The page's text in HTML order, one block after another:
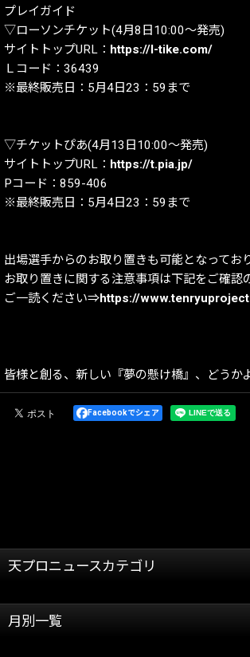
プレイガイド
▽ローソンチケット(4月8日10:00～発売)
サイトトップURL： https://l-tike.com/
Ｌコード：36439
※最終販売日：5月4日23：59まで
▽チケットぴあ(4月13日10:00～発売)
サイトトップURL： https://t.pia.jp/
Pコード：859-406
※最終販売日：5月4日23：59まで
出場選手からのお取り置きも可能となっており
お取り置きに関する注意事項は下記をご確認
ご一読ください⇒https://
皆様と創る、新しい『夢の懸け橋』、どうか
Facebookでシェア
天プロニュースカテゴリ
天龍プロジェクト
月別一覧